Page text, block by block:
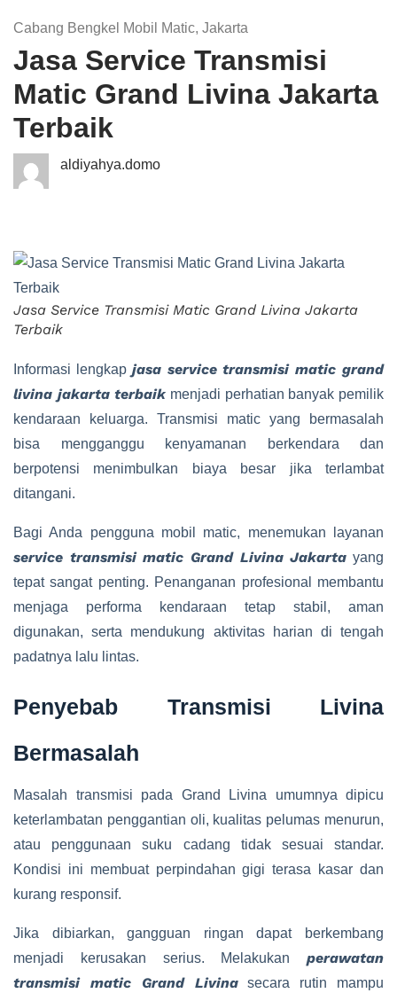
Cabang Bengkel Mobil Matic, Jakarta
Jasa Service Transmisi
Matic Grand Livina Jakarta
Terbaik
aldiyahya.domo
Jasa Service Transmisi Matic Grand Livina Jakarta
Terbaik
Informasi lengkap jasa service transmisi matic grand
livina jakarta terbaik menjadi perhatian banyak pemilik
kendaraan keluarga. Transmisi matic yang bermasalah
bisa mengganggu kenyamanan berkendara dan
berpotensi menimbulkan biaya besar jika terlambat
ditangani.
Bagi Anda pengguna mobil matic, menemukan layanan
service transmisi matic Grand Livina Jakarta yang
tepat sangat penting. Penanganan profesional membantu
menjaga performa kendaraan tetap stabil, aman
digunakan, serta mendukung aktivitas harian di tengah
padatnya lalu lintas.
Penyebab Transmisi Livina
Bermasalah
Masalah transmisi pada Grand Livina umumnya dipicu
keterlambatan penggantian oli, kualitas pelumas menurun,
atau penggunaan suku cadang tidak sesuai standar.
Kondisi ini membuat perpindahan gigi terasa kasar dan
kurang responsif.
Jika dibiarkan, gangguan ringan dapat berkembang
menjadi kerusakan serius. Melakukan perawatan
transmisi matic Grand Livinasecara rutin mampu